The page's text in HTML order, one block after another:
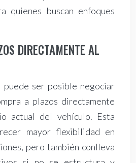
quienes buscan enfoques
DIRECTAMENTE AL
puede ser posible negociar
a plazos directamente
actual del vehículo. Esta
mayor flexibilidad en
pero también conlleva